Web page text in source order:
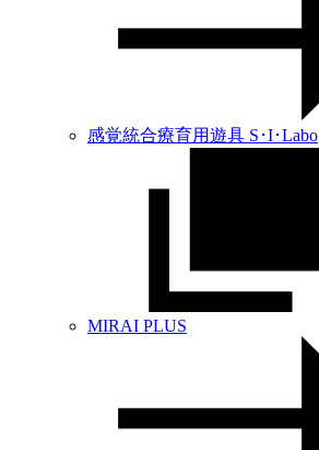
感覚統合療育用遊具 S･I･Labo
MIRAI PLUS